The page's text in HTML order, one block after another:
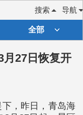
导航
搜索
全部
月27日恢复开
，昨日，青岛海